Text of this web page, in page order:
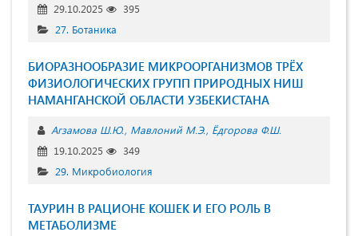
29.10.2025
395
27. Ботаника
БИОРАЗНООБРАЗИЕ МИКРООРГАНИЗМОВ ТРЁХ
ФИЗИОЛОГИЧЕСКИХ ГРУПП ПРИРОДНЫХ НИШ
НАМАНГАНСКОЙ ОБЛАСТИ УЗБЕКИСТАНА
Агзамова Ш.Ю. Мавлоний М.Э. Ёдгорова Ф.Ш.
19.10.2025
349
29. Микробиология
ТАУРИН В РАЦИОНЕ КОШЕК И ЕГО РОЛЬ В
МЕТАБОЛИЗМЕ